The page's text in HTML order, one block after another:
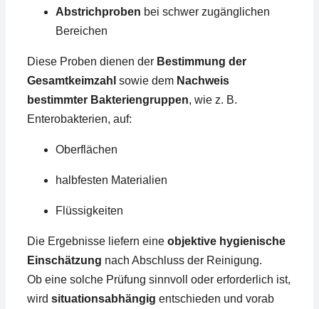
Abstrichproben bei schwer zugänglichen
Bereichen
Diese Proben dienen der Bestimmung der
Gesamtkeimzahl sowie dem Nachweis
bestimmter Bakteriengruppen, wie z. B.
Enterobakterien, auf:
Oberflächen
halbfesten Materialien
Flüssigkeiten
Die Ergebnisse liefern eine objektive hygienische
Einschätzung nach Abschluss der Reinigung.
Ob eine solche Prüfung sinnvoll oder erforderlich ist,
wird situationsabhängig entschieden und vorab